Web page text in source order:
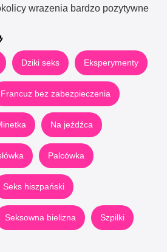
wrazenia bardzo pozytywne
Dziki seks Eksperymenty
Francuz bez zabezpieczenia
Na jeźdźca
Palcówka
Seks hiszpański
Seksowna bielizna Szpilki